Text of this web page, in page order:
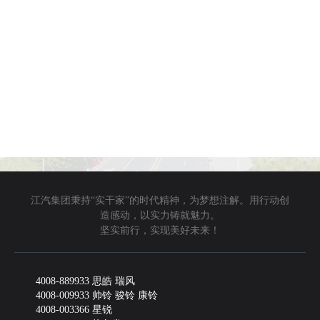
江汽集团秉持“实干家”的时代精神，为梦想注解。用行动创
造感动，以实力铸就魅力。
坚实前行，实现美好未来！
4008-889933 思皓 瑞风
4008-009933 帅铃 骏铃 康铃
4008-003366 星锐